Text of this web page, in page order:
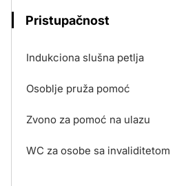
Pristupačnost
Indukciona slušna petlja
Osoblje pruža pomoć
Zvono za pomoć na ulazu
WC za osobe sa invaliditetom